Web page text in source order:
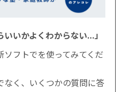
いいかよくわからない...」
フトでを使ってみてくだ
なく、いくつかの質問に答